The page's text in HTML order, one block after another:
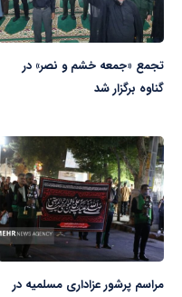
تجمع «جمعه خشم و نصر» در
گناوه برگزار شد
مراسم پرشور عزاداری مسلمیه در